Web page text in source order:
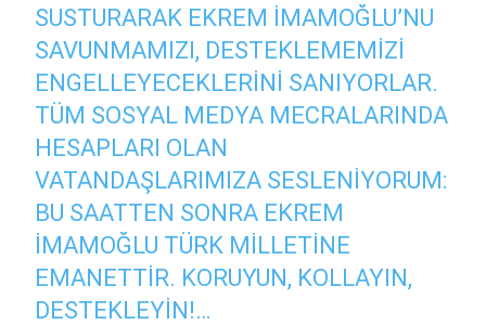
SUSTURARAK EKREM İMAMOĞLU’NU
SAVUNMAMIZI, DESTEKLEMEMIZI
ENGELLEYECEKLERINI SANIYORLAR.
TÜM SOSYAL MEDYA MECRALARINDA
HESAPLARI OLAN
VATANDAŞLARIMIZA SESLENIYORUM:
BU SAATTEN SONRA EKREM
İMAMOĞLU TÜRK MILLETINE
EMANETTIR. KORUYUN, KOLLAYIN,
DESTEKLEYIN!…